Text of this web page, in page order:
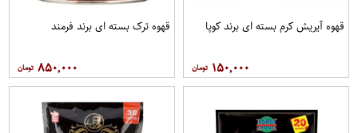
قهوه آيريش کرم بسته ای برند کوپا
۱۵۰,۰۰۰
قهوه ترک بسته ای برند فرمند
۸۵۰,۰۰۰